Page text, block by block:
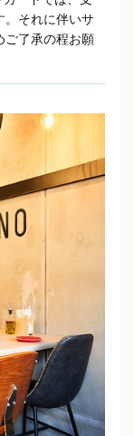
。それに伴いサ
ご了承の程お願